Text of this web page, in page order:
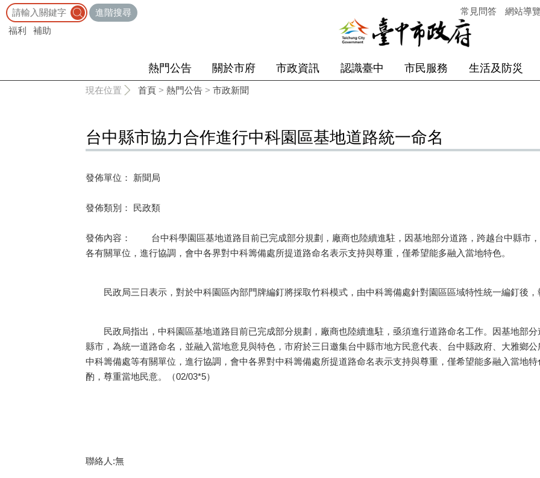
進階搜尋
福利
補助
常見問答 網站導
熱門公告 關於市府 市政資訊 認識臺中 市民服務 生活及防災
現在位置 首頁 > 熱門公告 > 市政新聞
台中縣市協力合作進行中科園區基地道路統一命名
發佈單位： 新聞局
發佈類別： 民政類
發佈內容： 台中科學園區基地道路目前已完成部分規劃，廠商也陸續進駐，因基地部分道路，跨越台中縣市
各有關單位，進行協調，會中各界對中科籌備處所提道路命名表示支持與尊重，僅希望能多融入當地特色。
民政局三日表示，對於中科園區內部門牌編釘將採取竹科模式，由中科籌備處針對園區區域特性統一編釘後，
民政局指出，中科園區基地道路目前已完成部分規劃，廠商也陸續進駐，亟須進行道路命名工作。因基地部分
縣市，為統一道路命名，並融入當地意見與特色，市府於三日邀集台中縣市地方民意代表、台中縣政府、大雅鄉
中科籌備處等有關單位，進行協調，會中各界對中科籌備處所提道路命名表示支持與尊重，僅希望能多融入當地
酌，尊重當地民意。（02/03*5）
聯絡人:無